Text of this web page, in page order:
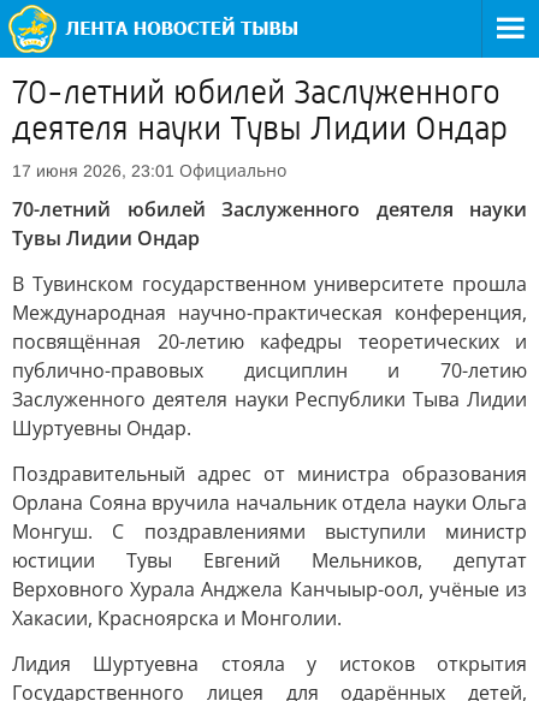
70-летний юбилей Заслуженного
деятеля науки Тувы Лидии Ондар
17 июня 2026, 23:01 Официально
70-летний юбилей Заслуженного деятеля науки
Тувы Лидии Ондар
В Тувинском государственном университете прошла
Международная научно-практическая конференция,
посвящённая 20-летию кафедры теоретических и
публично-правовых дисциплин и 70-летию
Заслуженного деятеля науки Республики Тыва Лидии
Шуртуевны Ондар.
Поздравительный адрес от министра образования
Орлана Сояна вручила начальник отдела науки Ольга
Монгуш. С поздравлениями выступили министр
юстиции Тувы Евгений Мельников, депутат
Верховного Хурала Анджела Канчыыр-оол, учёные из
Хакасии, Красноярска и Монголии.
Лидия Шуртуевна стояла у истоков открытия
Государственного лицея для одарённых детей,